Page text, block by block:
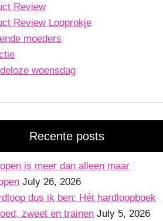
Review
Review Looprokje
moeders
woensdag
Recente posts
is meer dan alleen maar
July 26, 2026
dus ik ben: Hét hardloopboek
zweet en trainen July 5, 2026